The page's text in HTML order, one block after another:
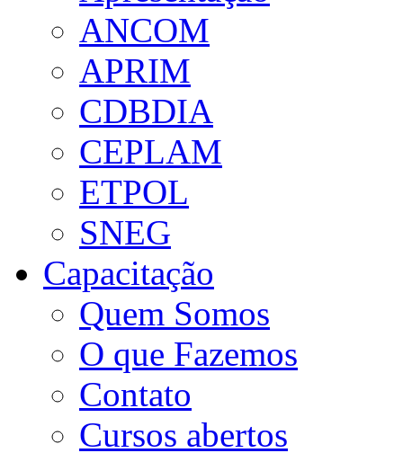
ANCOM
APRIM
CDBDIA
CEPLAM
ETPOL
SNEG
Capacitação
Quem Somos
O que Fazemos
Contato
Cursos abertos